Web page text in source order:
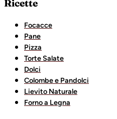
Ricette
Focacce
Pane
Pizza
Torte Salate
Dolci
Colombe e Pandolci
Lievito Naturale
Forno a Legna